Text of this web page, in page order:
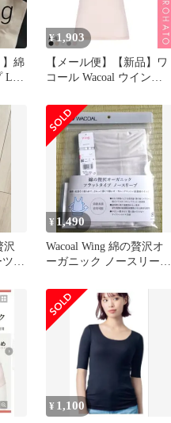
綿
サ
¥1,903
【メール便】【新品】ワ
コール Wacoal ウイング
ック 2分 半袖 M L LL 吸
汗速乾 抗菌防臭(L)
沢
L
¥ 1,490
Wacoal Wing 綿の贅沢オ
ーガニック ノースリーブ
¥ 1,100